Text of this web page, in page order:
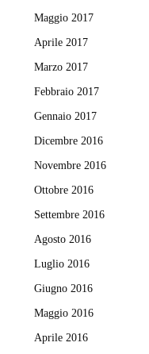
Maggio 2017
Aprile 2017
Marzo 2017
Febbraio 2017
Gennaio 2017
Dicembre 2016
Novembre 2016
Ottobre 2016
Settembre 2016
Agosto 2016
Luglio 2016
Giugno 2016
Maggio 2016
Aprile 2016